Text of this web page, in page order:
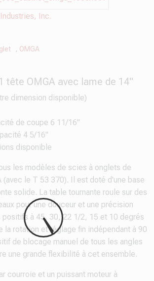
Inc.
, OMGA
tête OMGA avec lame de 14"
dimension disponible)
de coupe 6 11/16"
4 5/16"
disponible
les modèles de scies à onglets de
(avec le T 53 370). Il est doté d'une base
solide. La table tournante roule sur des
pour une douceur et une précision
positifs à 45, 30, 22 1/2, 15 et 10 degrés
la rotation et réglage fin indépendant à 90
de blocage manuel de tous les angles
une grande flexibilité à cet ensemble.
courroie et un puissant moteur à